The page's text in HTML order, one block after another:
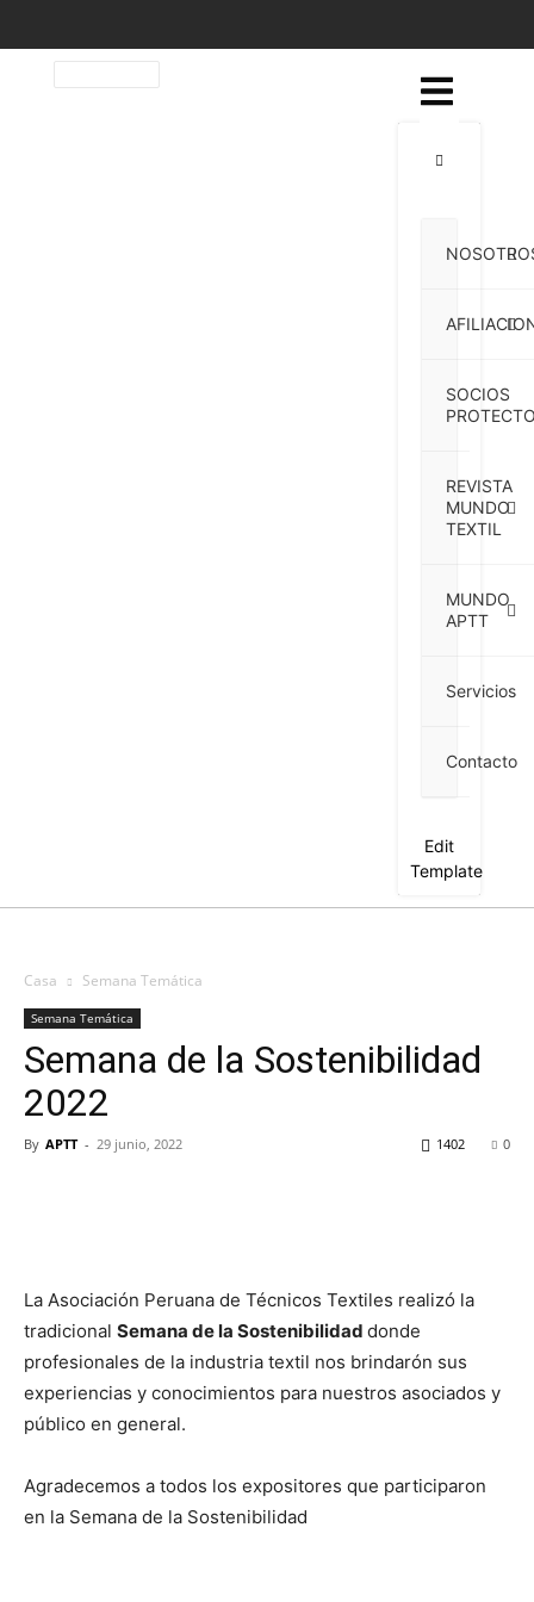
SOCIOS
REVISTA
MUNDO
TEXTIL
MUNDO
APTT
Servicios
Contacto
Edit
Template
Casa Semana Temática
Semana Temática
Semana de la Sostenibilidad
2022
By APTT - 29 junio, 2022 0
1402
La Asociación Peruana de Técnicos Textiles realizó la
tradicional Semana de la Sostenibilidad donde
profesionales de la industria textil nos brindarón sus
experiencias y conocimientos para nuestros asociados y
público en general.
Agradecemos a todos los expositores que participaron
en la Semana de la Sostenibilidad